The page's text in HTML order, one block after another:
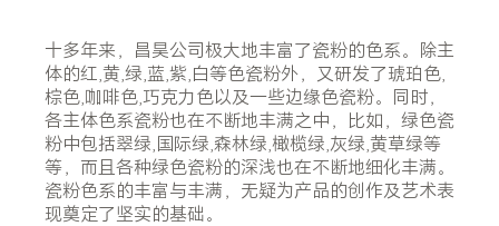
十多年来，昌昊公司极大地丰富了瓷粉的色系。除主
体的红,黄,绿,蓝,紫,白等色瓷粉外，又研发了琥珀色,
棕色,咖啡色,巧克力色以及一些边缘色瓷粉。同时，
各主体色系瓷粉也在不断地丰满之中，比如，绿色瓷
粉中包括翠绿,国际绿,森林绿,橄榄绿,灰绿,黄草绿等
等，而且各种绿色瓷粉的深浅也在不断地细化丰满。
瓷粉色系的丰富与丰满，无疑为产品的创作及艺术表
现奠定了坚实的基础。